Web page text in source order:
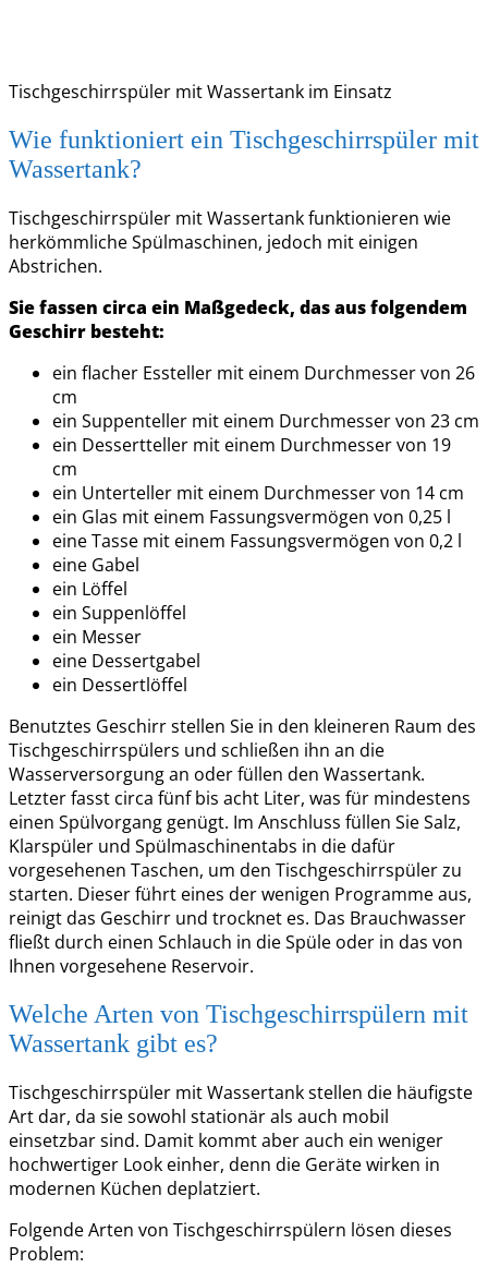
Tischgeschirrspüler mit Wassertank im Einsatz
Wie funktioniert ein Tischgeschirrspüler mit
Wassertank?
Tischgeschirrspüler mit Wassertank funktionieren wie
herkömmliche Spülmaschinen, jedoch mit einigen
Abstrichen.
Sie fassen circa ein Maßgedeck, das aus folgendem
Geschirr besteht:
ein flacher Essteller mit einem Durchmesser von 26
cm
ein Suppenteller mit einem Durchmesser von 23 cm
ein Dessertteller mit einem Durchmesser von 19
cm
ein Unterteller mit einem Durchmesser von 14 cm
ein Glas mit einem Fassungsvermögen von 0,25 l
eine Tasse mit einem Fassungsvermögen von 0,2 l
eine Gabel
ein Löffel
ein Suppenlöffel
ein Messer
eine Dessertgabel
ein Dessertlöffel
Benutztes Geschirr stellen Sie in den kleineren Raum des
Tischgeschirrspülers und schließen ihn an die
Wasserversorgung an oder füllen den Wassertank.
Letzter fasst circa fünf bis acht Liter, was für mindestens
einen Spülvorgang genügt. Im Anschluss füllen Sie Salz,
Klarspüler und Spülmaschinentabs in die dafür
vorgesehenen Taschen, um den Tischgeschirrspüler zu
starten. Dieser führt eines der wenigen Programme aus,
reinigt das Geschirr und trocknet es. Das Brauchwasser
fließt durch einen Schlauch in die Spüle oder in das von
Ihnen vorgesehene Reservoir.
Welche Arten von Tischgeschirrspülern mit
Wassertank gibt es?
Tischgeschirrspüler mit Wassertank stellen die häufigste
Art dar, da sie sowohl stationär als auch mobil
einsetzbar sind. Damit kommt aber auch ein weniger
hochwertiger Look einher, denn die Geräte wirken in
modernen Küchen deplatziert.
Folgende Arten von Tischgeschirrspülern lösen dieses
Problem: